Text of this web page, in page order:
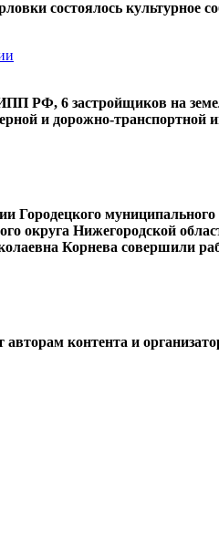
состоялось культурное
РФ, 6 застройщиков на
и дорожно-транспортной
Городецкого
округа Нижегородской
Корнева совершили
контента и